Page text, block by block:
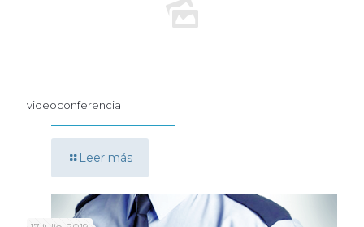
videoconferencia
Leer más